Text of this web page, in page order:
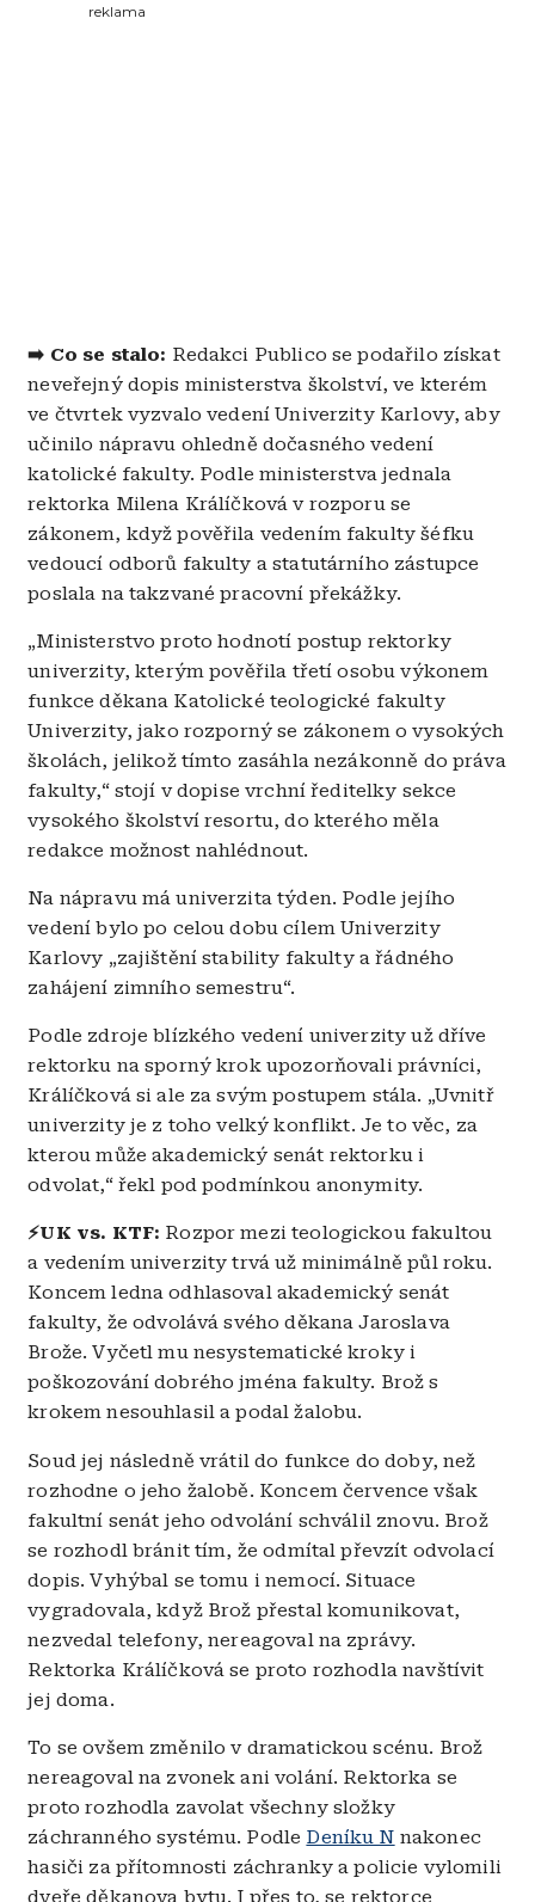
reklama
➡️ Co se stalo: Redakci Publico se podařilo získat
neveřejný dopis ministerstva školství, ve kterém
ve čtvrtek vyzvalo vedení Univerzity Karlovy, aby
učinilo nápravu ohledně dočasného vedení
katolické fakulty. Podle ministerstva jednala
rektorka Milena Králíčková v rozporu se
zákonem, když pověřila vedením fakulty šéfku
vedoucí odborů fakulty a statutárního zástupce
poslala na takzvané pracovní překážky.
„Ministerstvo proto hodnotí postup rektorky
univerzity, kterým pověřila třetí osobu výkonem
funkce děkana Katolické teologické fakulty
Univerzity, jako rozporný se zákonem o vysokých
školách, jelikož tímto zasáhla nezákonně do práva
fakulty,“ stojí v dopise vrchní ředitelky sekce
vysokého školství resortu, do kterého měla
redakce možnost nahlédnout.
Na nápravu má univerzita týden. Podle jejího
vedení bylo po celou dobu cílem Univerzity
Karlovy „zajištění stability fakulty a řádného
zahájení zimního semestru“.
Podle zdroje blízkého vedení univerzity už dříve
rektorku na sporný krok upozorňovali právníci,
Králíčková si ale za svým postupem stála. „Uvnitř
univerzity je z toho velký konflikt. Je to věc, za
kterou může akademický senát rektorku i
odvolat,“ řekl pod podmínkou anonymity.
⚡UK vs. KTF: Rozpor mezi teologickou fakultou
a vedením univerzity trvá už minimálně půl roku.
Koncem ledna odhlasoval akademický senát
fakulty, že odvolává svého děkana Jaroslava
Brože. Vyčetl mu nesystematické kroky i
poškozování dobrého jména fakulty. Brož s
krokem nesouhlasil a podal žalobu.
Soud jej následně vrátil do funkce do doby, než
rozhodne o jeho žalobě. Koncem července však
fakultní senát jeho odvolání schválil znovu. Brož
se rozhodl bránit tím, že odmítal převzít odvolací
dopis. Vyhýbal se tomu i nemocí. Situace
vygradovala, když Brož přestal komunikovat,
nezvedal telefony, nereagoval na zprávy.
Rektorka Králíčková se proto rozhodla navštívit
jej doma.
To se ovšem změnilo v dramatickou scénu. Brož
nereagoval na zvonek ani volání. Rektorka se
proto rozhodla zavolat všechny složky
záchranného systému. Podle Deníku N nakonec
hasiči za přítomnosti záchranky a policie vylomili
dveře děkanova bytu. I přes to, se rektorce